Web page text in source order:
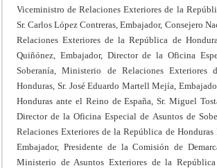
Viceministro de Relaciones Exteriores de la
Sr. Carlos López Contreras, Embajador, Consejero
Relaciones Exteriores de la República de
Quiñónez, Embajador, Director de la Oficina
Soberanía, Ministerio de Relaciones Exteriores
Honduras, Sr. José Eduardo Martell Mejía,
Honduras ante el Reino de España, Sr. Miguel
Director de la Oficina Especial de Asuntos de
Relaciones Exteriores de la República de Honduras
Embajador, Presidente de la Comisión de
Ministerio de Asuntos Exteriores de la República